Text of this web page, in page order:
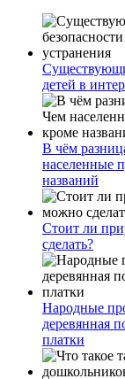
детей в
В чём
населенные
названий
Стоит ли
сделать?
Народные
деревянная
платки